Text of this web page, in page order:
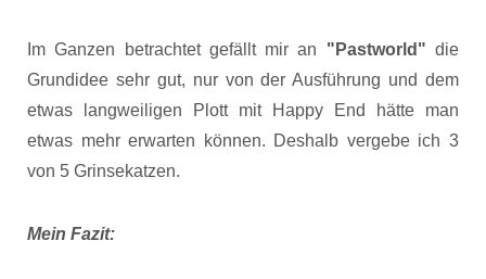
Im Ganzen betrachtet gefällt mir an "Pastworld" die
Grundidee sehr gut, nur von der Ausführung und dem
etwas langweiligen Plott mit Happy End hätte man
etwas mehr erwarten können. Deshalb vergebe ich 3
von 5 Grinsekatzen.
Mein Fazit: